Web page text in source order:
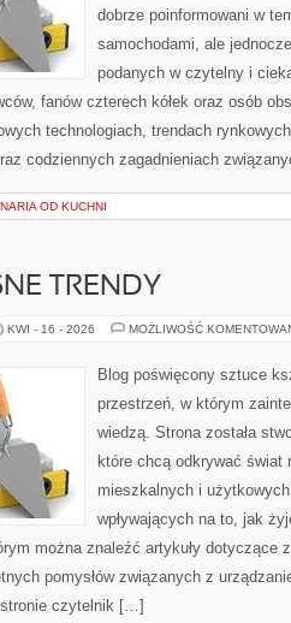
dobrze poinformowani w
samochodami, ale
podanych w czytelny i
fanów czterech kółek oraz osób
technologiach, trendach
codziennych zagadnieniach
OD KUCHNI
TRENDY
KWI - 16 - 2026 MOŻLIWOŚĆ
Blog poświęcony sztuce
przestrzeń, w którym
wiedzą. Strona została
które chcą odkrywać świat
mieszkalnych i
wpływających na to, jak
można znaleźć artykuły dotyczące
pomysłów związanych z
czytelnik […]